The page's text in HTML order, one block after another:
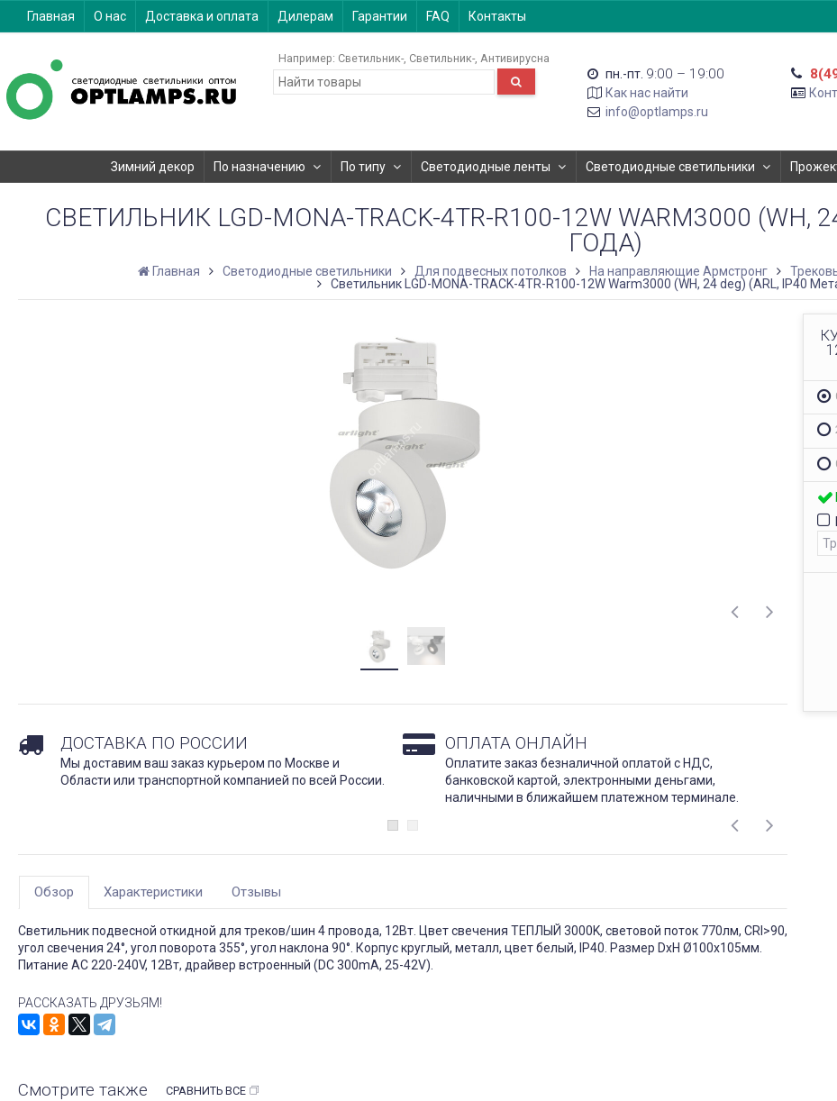
Главная О нас Доставка и оплата Дилерам Гарантии FAQ Контакты
Например: Светильник- Светильник- Антивирусна
пн.-пт. 9:00 – 19:00
Как нас найти
info@optlamps.ru
Зимний декор По назначению По типу Светодиодные ленты Светодиодные светильники
СВЕТИЛЬНИК LGD-MONA-TRACK-4TR-R100-12W WARM3000 (WH,
ГОДА)
Главная Светодиодные светильники Для подвесных потолков На направляющие Армстронг
Светильник LGD-MONA-TRACK-4TR-R100-12W Warm3000 (WH, 24 deg) (ARL, IP40
ДОСТАВКА ПО РОССИИ
Мы доставим ваш заказ курьером по Москве и
Области или транспортной компанией по всей России.
ОПЛАТА ОНЛАЙН
Оплатите заказ безналичной оплатой с НДС,
банковской картой, электронными деньгами,
наличными в ближайшем платежном терминале.
Обзор Характеристики Отзывы
Светильник подвесной откидной для треков/шин 4 провода, 12Вт. Цвет свечения ТЕПЛЫЙ 3000K, световой поток 770лм, CRI>90,
угол свечения 24°, угол поворота 355°, угол наклона 90°. Корпус круглый, металл, цвет белый, IP40. Размер DxH Ø100x105мм.
Питание AC 220-240V, 12Вт, драйвер встроенный (DC 300mA, 25-42V).
РАССКАЗАТЬ ДРУЗЬЯМ!
Смотрите также СРАВНИТЬ ВСЕ